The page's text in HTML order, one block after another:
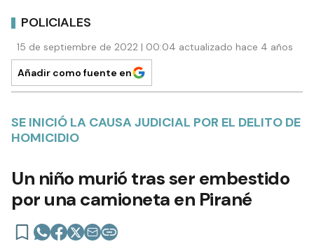
POLICIALES
15 de septiembre de 2022 | 00:04 actualizado hace 4 años
Añadir como fuente en
SE INICIÓ LA CAUSA JUDICIAL POR EL DELITO DE
HOMICIDIO
Un niño murió tras ser embestido
por una camioneta en Pirané